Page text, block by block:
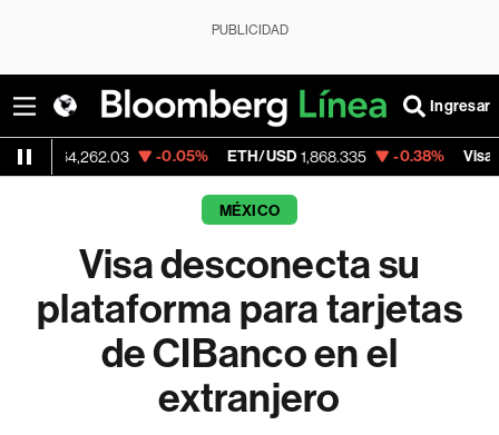
PUBLICIDAD
Ingresar
-0.05% ETH/USD 1,868.335 -0.38% Visa 369.59
MÉXICO
Visa desconecta su
plataforma para tarjetas
de CIBanco en el
extranjero